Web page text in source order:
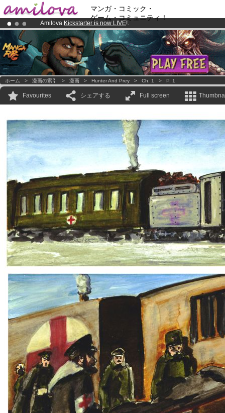
マンガ・コミック・
ゲーム・コミュニティ！
Amilova Kickstarter is now LIVE!.
Premium membership from3.95 eurosper month !Get membership
Already 100000 membersand 1000 comics & mangas!.
ホーム > 漫画の索引 > 漫画 > Hunter And Prey > Ch. 1 > P. 1
Favourites シェアする Full screen